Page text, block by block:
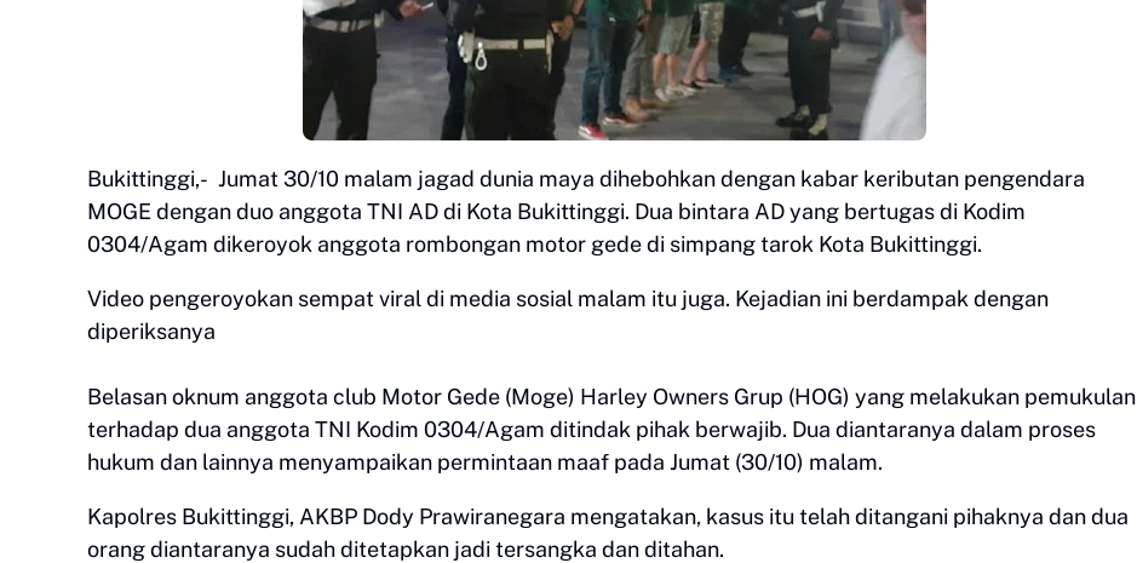
Bukittinggi,- Jumat 30/10 malam jagad dunia maya dihebohkan dengan kabar keributan pengendara
MOGE dengan duo anggota TNI AD di Kota Bukittinggi. Dua bintara AD yang bertugas di Kodim
0304/Agam dikeroyok anggota rombongan motor gede di simpang tarok Kota Bukittinggi.
Video pengeroyokan sempat viral di media sosial malam itu juga. Kejadian ini berdampak dengan
diperiksanya
Belasan oknum anggota club Motor Gede (Moge) Harley Owners Grup (HOG) yang melakukan pemukulan
terhadap dua anggota TNI Kodim 0304/Agam ditindak pihak berwajib. Dua diantaranya dalam proses
hukum dan lainnya menyampaikan permintaan maaf pada Jumat (30/10) malam.
Kapolres Bukittinggi, AKBP Dody Prawiranegara mengatakan, kasus itu telah ditangani pihaknya dan dua
orang diantaranya sudah ditetapkan jadi tersangka dan ditahan.